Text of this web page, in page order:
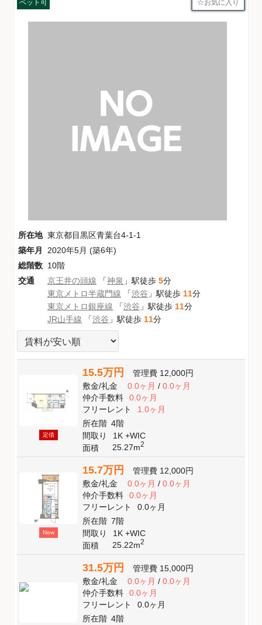
ペット可 お気に入り
所在地 東京都目黒区青葉台4-1-1
築年月
2020年5月 (築6年)
総階数 10階
交通
京王井の頭線 「神泉 」駅徒歩 5分
東京メトロ半蔵門線 「渋谷 」駅徒歩 11分
東京メトロ銀座線 「渋谷 」駅徒歩 11分
JR山手線 「渋谷 」駅徒歩 11分
定借
15.5万円 管理費 12,000円
敷金/礼金 0.0ヶ月/ 0.0ヶ月
仲介手数料
0.0ヶ月
フリーレント
1.0ヶ月
所在階 4階
間取り
1K +WIC
面積
25.27m2
New
15.7万円 管理費 12,000円
敷金/礼金 0.0ヶ月/ 0.0ヶ月
仲介手数料
0.0ヶ月
フリーレント
0.0ヶ月
所在階 7階
間取り
1K +WIC
面積
25.22m2
31.5万円 管理費 15,000円
敷金/礼金 0.0ヶ月/ 0.0ヶ月
仲介手数料
0.0ヶ月
フリーレント
0.0ヶ月
所在階 4階